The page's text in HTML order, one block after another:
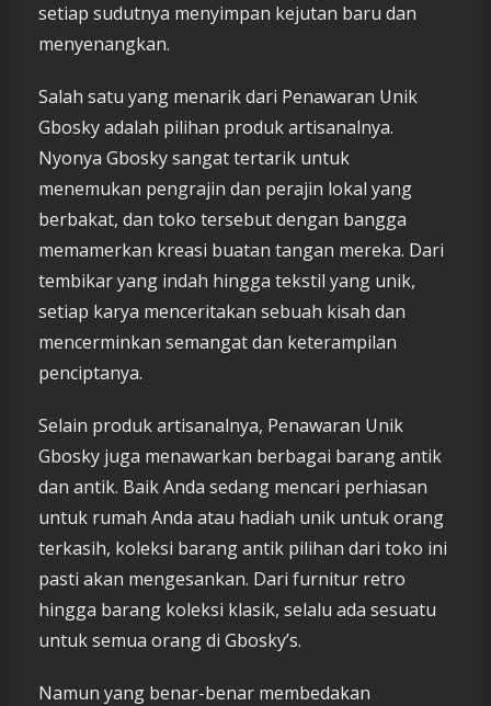
setiap sudutnya menyimpan kejutan baru dan
menyenangkan.
Salah satu yang menarik dari Penawaran Unik
Gbosky adalah pilihan produk artisanalnya.
Nyonya Gbosky sangat tertarik untuk
menemukan pengrajin dan perajin lokal yang
berbakat, dan toko tersebut dengan bangga
memamerkan kreasi buatan tangan mereka. Dari
tembikar yang indah hingga tekstil yang unik,
setiap karya menceritakan sebuah kisah dan
mencerminkan semangat dan keterampilan
penciptanya.
Selain produk artisanalnya, Penawaran Unik
Gbosky juga menawarkan berbagai barang antik
dan antik. Baik Anda sedang mencari perhiasan
untuk rumah Anda atau hadiah unik untuk orang
terkasih, koleksi barang antik pilihan dari toko ini
pasti akan mengesankan. Dari furnitur retro
hingga barang koleksi klasik, selalu ada sesuatu
untuk semua orang di Gbosky’s.
Namun yang benar-benar membedakan